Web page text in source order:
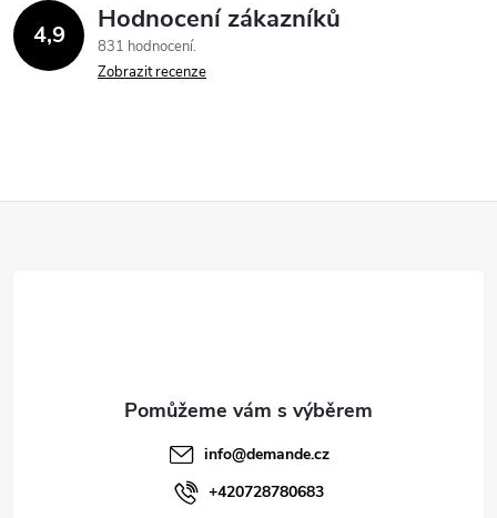
4,9 Hodnocení zákazníků
831 hodnocení
Zobrazit recenze
info@demande.cz
+420728780683